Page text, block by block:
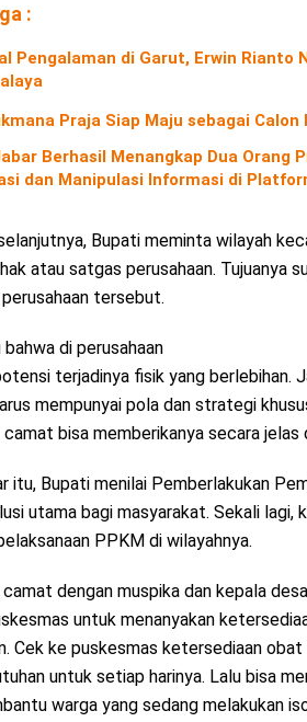
:
Pengalaman di Garut, Erwin Rianto
Praja Siap Maju sebagai
Berhasil Menangkap Dua Orang
dan Manipulasi Informasi di
Bupati meminta wilayah
atau satgas perusahaan. Tujuanya
tersebut.
bahwa di perusahaan
terjadinya fisik yang berlebihan.
mempunyai pola dan strategi
bisa memberikanya secara jelas
itu, Bupati menilai Pemberlakukan
utama bagi masyarakat. Sekali
PPKM di wilayahnya.
dengan muspika dan kepala
untuk menanyakan
Cek ke puskesmas ketersediaan obat
untuk setiap harinya. Lalu bisa
warga yang sedang melakukan